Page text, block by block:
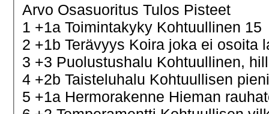
Arvo Osasuoritus Tulos Pisteet
1 +1a Toimintakyky Kohtuullinen 15
2 +1b Terävyys Koira joka ei osoita
3 +3 Puolustushalu Kohtuullinen,
4 +2b Taisteluhalu Kohtuullisen
5 +1a Hermorakenne Hieman